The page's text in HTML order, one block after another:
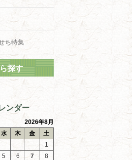
ち特集
探す
ンダー
2026年8月
水 木 金
土
1
5 6 7
8